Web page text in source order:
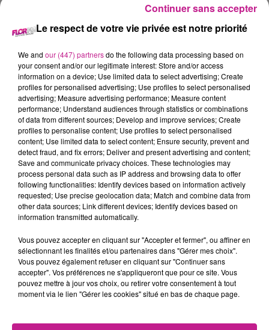
20 juin 2024 - 2 min 40 sec
68 NEWS DU 20 JUIN
Retrouvez les 68 news du 20 juin avecTerranimoColmar et
Burnhaupt-le-Haut, votre animalerie dans le Haut-Rhin
TITRES DIFFUSÉS
9h36
9h36 9h33
9h33 9h27
9h27
Le respect de votre vie privée est notre priorité
We and our (447) partnersdo the following data processing based on
your consent and/or our legitimate interest: Store and/or access
information on a device; Use limited data to select advertising; Create
profiles for personalised advertising; Use profiles to select personalised
advertising; Measure advertising performance; Measure content
performance; Understand audiences through statistics or combinations
of data from different sources; Develop and improve services; Create
profiles to personalise content; Use profiles to select personalised
content; Use limited data to select content; Ensure security, prevent and
detect fraud, and fix errors; Deliver and present advertising and content;
Save and communicate privacy choices. These technologies may
process personal data such as IP address and browsing data to offer
following functionalities: Identify devices based on information actively
requested; Use precise geolocation data; Match and combine data from
other data sources; Link different devices; Identify devices based on
information transmitted automatically.
Vous pouvez accepter en cliquant sur "Accepter et fermer", ou affiner en
sélectionnant les finalités et/ou partenaires dans "Gérer mes choix".
Vous pouvez également refuser en cliquant sur "Continuer sans
accepter". Vos préférences ne s'appliqueront que pour ce site. Vous
pouvez mettre à jour vos choix, ou retirer votre consentement à tout
moment via le lien "Gérer les cookies" situé en bas de chaque page.
Continuer sans accepter